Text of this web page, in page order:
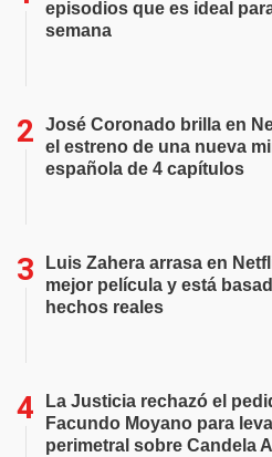
episodios que es ideal
semana
José Coronado brilla en
el estreno de una nueva
española de 4 capítulos
Luis Zahera arrasa en
mejor película y está
hechos reales
La Justicia rechazó el
Facundo Moyano para
perimetral sobre Candela